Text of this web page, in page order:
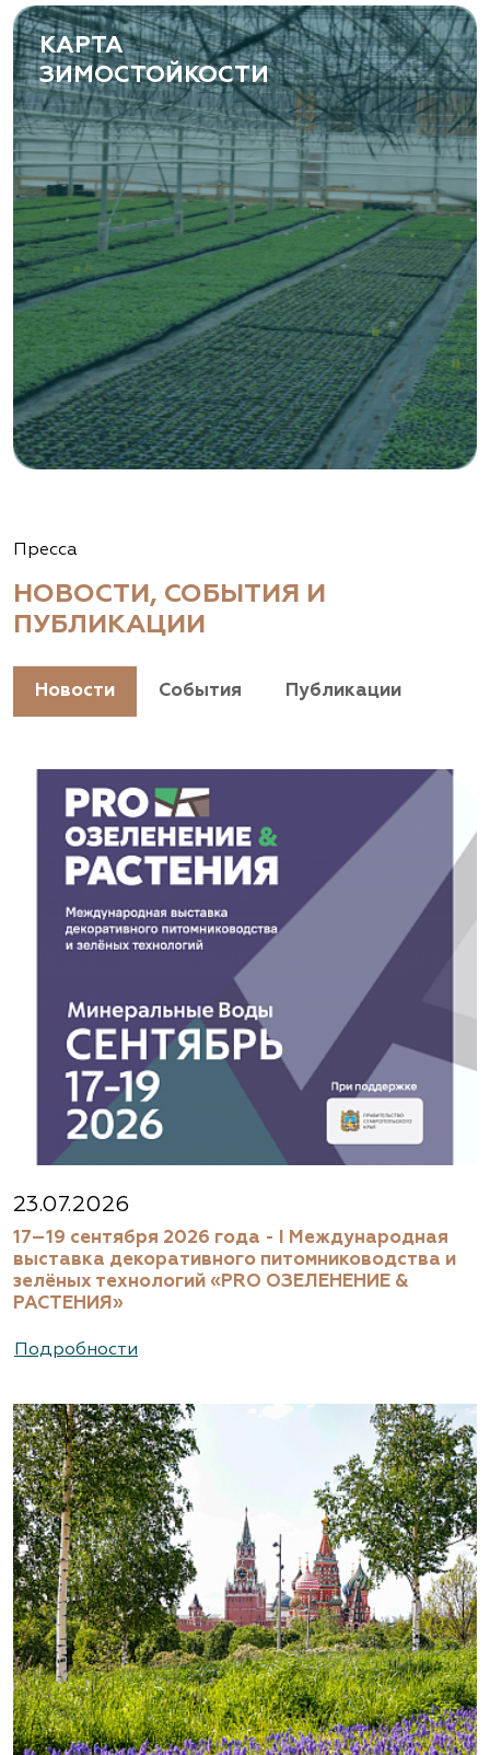
КАРТА
ЗИМОСТОЙКОСТИ
Пресса
НОВОСТИ, СОБЫТИЯ И
ПУБЛИКАЦИИ
Новости События Публикации
23.07.2026
17–19 сентября 2026 года - I Международная
выставка декоративного питомниководства и
зелёных технологий «PRO ОЗЕЛЕНЕНИЕ &
РАСТЕНИЯ»
Подробности